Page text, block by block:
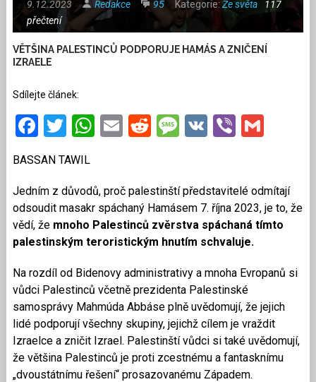
9.12.2023 Redakce 95 Kategorie:Ze světa
117
přečtení
VĚTŠINA PALESTINCŮ PODPORUJE HAMÁS A ZNIČENÍ
IZRAELE
Sdílejte článek:
Facebook
Twitter
WhatsApp
EmailRedditMessage
VKViber
BASSAN TAWIL
Jedním z důvodů, proč palestinští představitelé odmítají
odsoudit masakr spáchaný Hamásem 7. října 2023, je to, že
vědí, že mnoho Palestinců zvěrstva spáchaná tímto
palestinským teroristickým hnutím schvaluje.
Na rozdíl od Bidenovy administrativy a mnoha Evropanů si
vůdci Palestinců včetně prezidenta Palestinské
samosprávy Mahmúda Abbáse plně uvědomují, že jejich
lidé podporují všechny skupiny, jejichž cílem je vraždit
Izraelce a zničit Izrael. Palestinští vůdci si také uvědomují,
že většina Palestinců je proti zcestnému a fantasknímu
„dvoustátnímu řešení“ prosazovanému Západem.